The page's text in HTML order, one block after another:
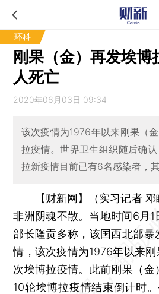
环科
刚果（金）再发埃博
人死亡
2020年06月03日 09:34
该次疫情为1976年以来刚果（
拉疫情。世界卫生组织随后确
拉新疫情目前已有6名感染者，
【财新网】（实习记者
非洲阴魂不散。当地时间6月1
部长隆贡多称，该国西北部暴
情，该次疫情为1976年以来刚
次埃博拉疫情。此前刚果（
10轮埃博拉疫情结束倒计时